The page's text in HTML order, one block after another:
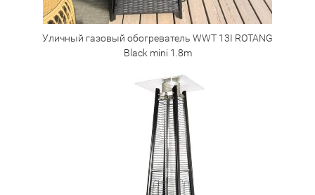
Уличный газовый обогреватель WWT 13I ROTANG
Black mini 1.8m